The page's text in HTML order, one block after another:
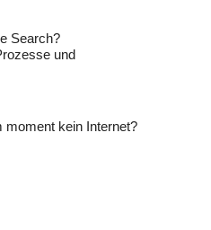
Search?
und
moment kein Internet?